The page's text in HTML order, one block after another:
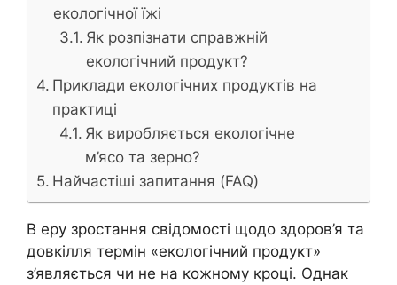
екологічної їжі
Як розпізнати справжній
екологічний продукт?
Приклади екологічних продуктів на
практиці
Як виробляється екологічне
м’ясо та зерно?
Найчастіші запитання (FAQ)
В еру зростання свідомості щодо здоров’я та
довкілля термін «екологічний продукт»
з’являється чи не на кожному кроці. Однак